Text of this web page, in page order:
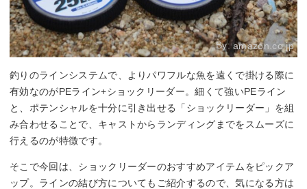
By:amazon.co.jp
釣りのラインシステムで、よりパワフルな魚を遠くで掛ける際に
有効なのがPEライン+ショックリーダー。細くて強いPEライン
と、ポテンシャルを十分に引き出せる「ショックリーダー」を組
み合わせることで、キャストからランディングまでをスムーズに
行えるのが特徴です。
そこで今回は、ショックリーダーのおすすめアイテムをピックア
ップ。ラインの結び方についてもご紹介するので、気になる方は